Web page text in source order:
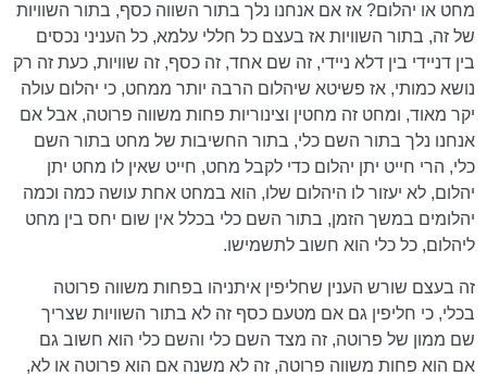
מחט או יהלום? אז אם אנחנו נלך בתור השווה כסף, בתור השוויות
של זה, בתור השוויות אז בעצם כל חללי עלמא, כל העניני נכסים
בין דניידי בין דלא ניידי, זה שם אחד, זה כסף, זה שוויות, כעת זה רק
נושא כמותי, אז פשיטא שיהלום הרבה יותר ממחט, כי יהלום עולה
יקר מאוד, ומחט זה מחטין וצינוריות פחות משווה פרוטה, אבל אם
אנחנו נלך בתור השם כלי, בתור החשיבות של מחט בתור השם
כלי, הרי חייט יתן יהלום כדי לקבל מחט, חייט שאין לו מחט יתן
יהלום, לא יעזור לו היהלום שלו, הוא במחט אחת עושה כמה וכמה
יהלומים במשך הזמן, בתור השם כלי בכלל אין שום יחס בין מחט
ליהלום, כל כלי הוא חשוב לתשמישו.
זה בעצם שורש הענין שחליפין איתניהו בפחות משווה פרוטה
בכלי, כי חליפין גם אם מטעם כסף זה לא בתור השוויות שצריך
שם ממון של פרוטה, זה מצד השם כלי והשם כלי הוא חשוב גם
אם הוא פחות משווה פרוטה, זה לא משנה אם הוא פרוטה או לא,